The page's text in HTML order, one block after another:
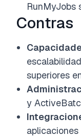
RunMyJobs
Contras
superiores
y